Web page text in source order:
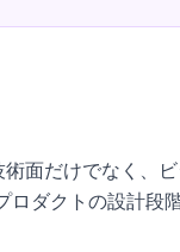
面だけでなく、
ロダクトの設計段